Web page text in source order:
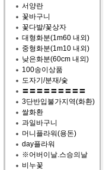
서양란
꽃바구니
꽃다발/꽃상자
대형화분(1m60 내외)
중형화분(1m10 내외)
낮은화분(60cm 내외)
100송이상품
도자기/분재/숯
〓〓〓〓〓〓〓〓〓
3단반입불가지역(화환)
쌀화환
과일바구니
머니플라워(용돈)
day플라워
※어버이날.스승의날
비누꽃